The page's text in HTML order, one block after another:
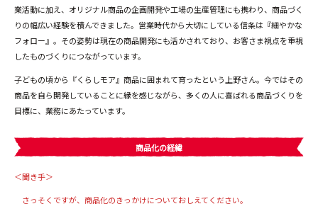
業活動に加え、オリジナル商品の企画開発や工場の生産管理にも携わり、商品づく
りの幅広い経験を積んできました。営業時代から大切にしている信条は『細やかな
フォロー』。その姿勢は現在の商品開発にも活かされており、お客さま視点を重視
したものづくりにつながっています。
子どもの頃から『くらしモア』商品に囲まれて育ったという上野さん。今ではその
商品を自ら開発していることに縁を感じながら、多くの人に喜ばれる商品づくりを
目標に、業務にあたっています。
商品化の経緯
＜聞き手＞
さっそくですが、商品化のきっかけについておしえてください。